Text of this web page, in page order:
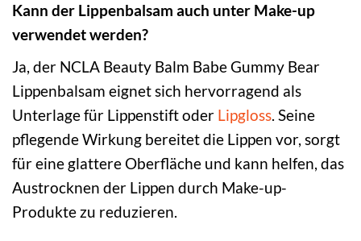
Kann der Lippenbalsam auch unter Make-up
verwendet werden?
Ja, der NCLA Beauty Balm Babe Gummy Bear
Lippenbalsam eignet sich hervorragend als
Unterlage für Lippenstift oder Lipgloss. Seine
pflegende Wirkung bereitet die Lippen vor, sorgt
für eine glattere Oberfläche und kann helfen, das
Austrocknen der Lippen durch Make-up-
Produkte zu reduzieren.